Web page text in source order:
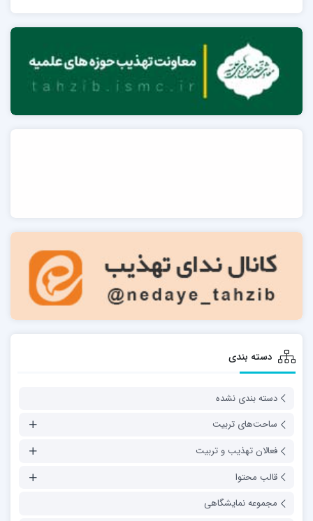
دسته بندی
دسته بندی نشده
ساحت‌های تربیت
فعالان تهذیب و تربیت
قالب محتوا
مجموعه نمایشگاهی